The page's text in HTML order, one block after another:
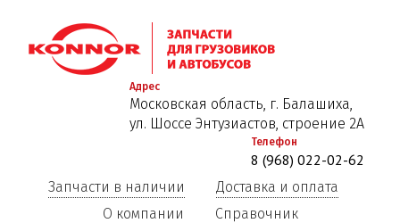
к
основному
Адрес
Московская область, г. Балашиха,
ул. Шоссе Энтузиастов, строение 2А
Телефон
8 (968) 022-02-62
Запчасти в наличии
Доставка и оплата
О компании
Справочник